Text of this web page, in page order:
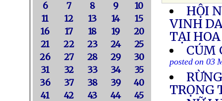
6
7 8 9
10
11
12 13 14
15
16
17 18 19
20
21
22 23 24
25
26
27 28 29
30
31
32 33 34
35
36
37 38 39
40
41
42 43 44
45
HỘI
VINH
TẠI
CÚM
posted on 03
TRỌNG